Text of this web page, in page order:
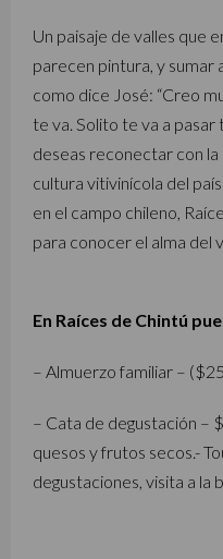
Un paisaje de valles que
parecen pintura, y sumar
como dice José: “Creo
te va. Solito te va a pasar
deseas reconectar con
cultura vitivinícola del
en el campo chileno,
para conocer el alma del
En Raíces de Chintú
– Almuerzo familiar –
– Cata de degustación –
quesos y frutos secos.-
degustaciones, visita a la